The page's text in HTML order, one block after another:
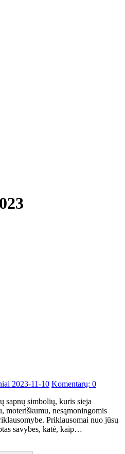
2023-11-10 Komentarų: 0
moteriškumu, nesąmoningomis
Priklausomai nuo jūsų
savybes, katė, kaip…